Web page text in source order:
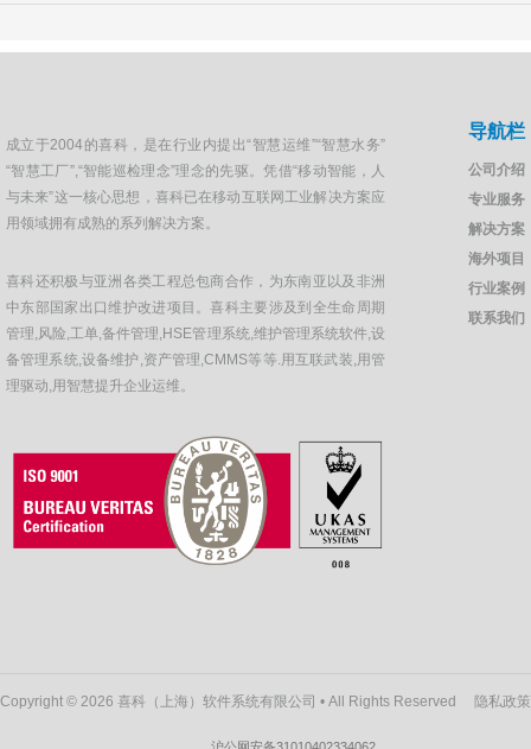
成立于2004的喜科，是在行业内提出“智慧运维”“智慧水务”
“智慧工厂”,“智能巡检理念”理念的先驱。凭借“移动智能，人
与未来”这一核心思想，喜科已在移动互联网工业解决方案应
用领域拥有成熟的系列解决方案。
喜科还积极与亚洲各类工程总包商合作，为东南亚以及非洲
中东部国家出口维护改进项目。喜科主要涉及到全生命周期
管理,风险,工单,备件管理,HSE管理系统,维护管理系统软件,设
备管理系统,设备维护,资产管理,CMMS等等.用互联武装,用管
理驱动,用智慧提升企业运维。
导航栏
公司介绍
专业服务
解决方案
海外项目
行业案例
联系我们
Copyright © 2026 喜科（上海）软件系统有限公司 • All Rights Reserved 隐私政策